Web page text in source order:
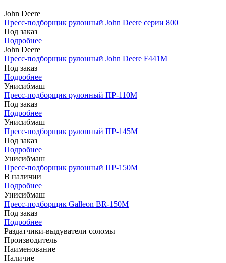
John Deere
Пресс-подборщик рулонный John Deere серии 800
Под заказ
Подробнее
John Deere
Пресс-подборщик рулонный John Deere F441M
Под заказ
Подробнее
Унисибмаш
Пресс-подборщик рулонный ПР-110М
Под заказ
Подробнее
Унисибмаш
Пресс-подборщик рулонный ПР-145М
Под заказ
Подробнее
Унисибмаш
Пресс-подборщик рулонный ПР-150М
В наличии
Подробнее
Унисибмаш
Пресс-подборщик Galleon BR-150М
Под заказ
Подробнее
Раздатчики-выдуватели соломы
Производитель
Наименование
Наличие